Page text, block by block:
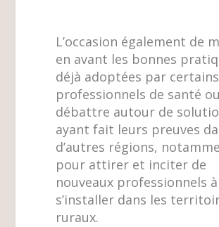
L’occasion également de
en avant les bonnes
déjà adoptées par certains
professionnels de santé
débattre autour de
ayant fait leurs preuves
d’autres régions,
pour attirer et inciter de
nouveaux professionnels à
s’installer dans les
ruraux.